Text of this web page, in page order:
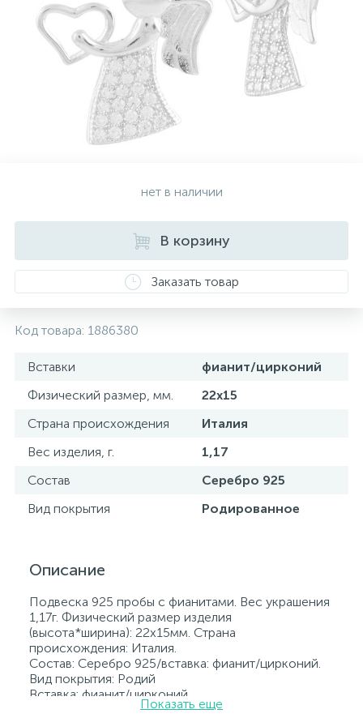
нет в наличии
В корзину
Заказать товар
Код товара: 1886380
Вставки
фианит/цирконий
Физический размер, мм.
22х15
Страна происхождения
Италия
Вес изделия, г.
1,17
Состав
Серебро 925
Вид покрытия
Родированное
Описание
Подвеска 925 пробы с фианитами. Вес украшения
1,17г. Физический размер изделия
(высота*ширина): 22х15мм. Страна
происхождения: Италия.
Состав: Серебро 925/вставка: фианит/цирконий.
Вид покрытия: Родий
Вставка: фианит/цирконий.
Родированные украшения дольше сохраняют
Показать еще
Серебряные колье
Серебряные цепочки
Серебряные аксессуары
Серебряные сувениры
Золотые серьги
Золотые цепи